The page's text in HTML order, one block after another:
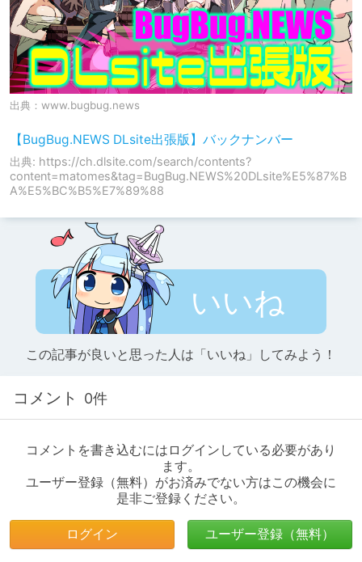
出典： www.bugbug.news
【BugBug.NEWS DLsite出張版】バックナンバー
出典: https://ch.dlsite.com/search/contents?
content=matomes&tag=BugBug.NEWS%20DLsite%E5%87%B
A%E5%BC%B5%E7%89%88
いいね
この記事が良いと思った人は「いいね」してみよう！
コメント 0件
コメントを書き込むにはログインしている必要があり
ます。
ユーザー登録（無料）がお済みでない方はこの機会に
是非ご登録ください。
ログイン ユーザー登録（無料）